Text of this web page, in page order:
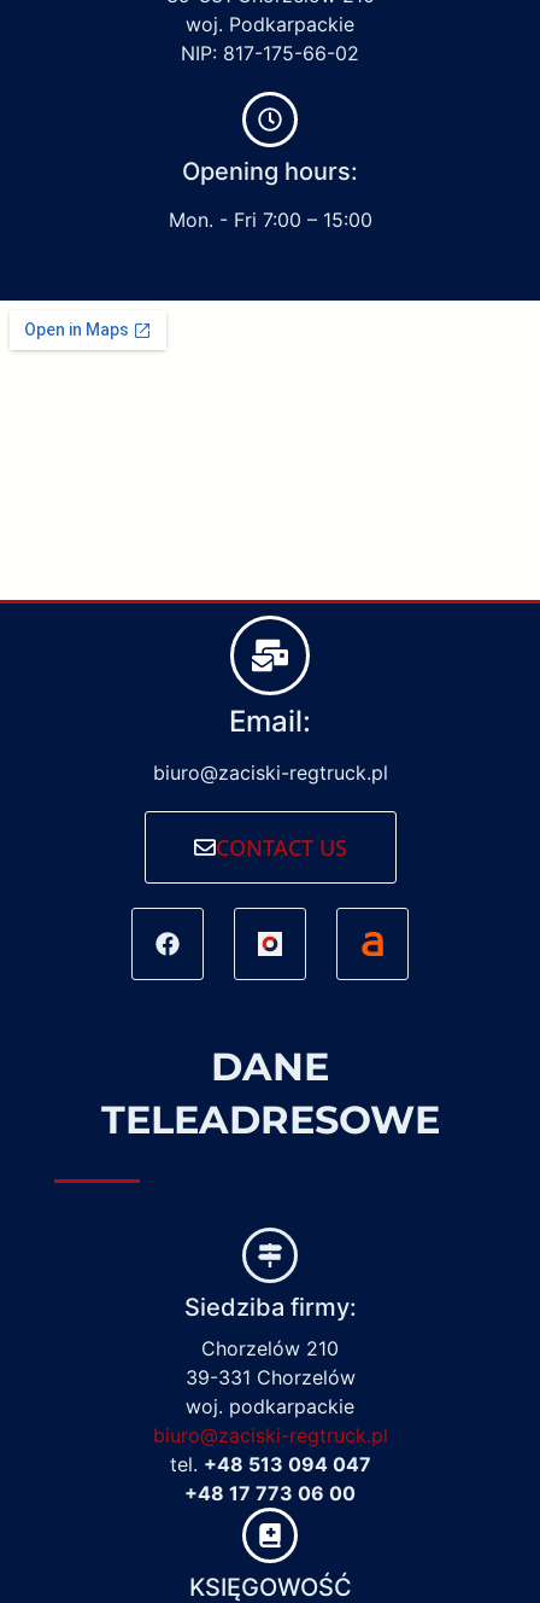
woj. Podkarpackie
NIP: 817-175-66-02
Opening hours:
Mon. - Fri 7:00 – 15:00
Email:
biuro@zaciski-regtruck.pl
CONTACT US
DANE
TELEADRESOWE
Siedziba firmy:
Chorzelów 210
39-331 Chorzelów
woj. podkarpackie
biuro@zaciski-regtruck.pl
tel. +48 513 094 047
+48 17 773 06 00
KSIĘGOWOŚĆ